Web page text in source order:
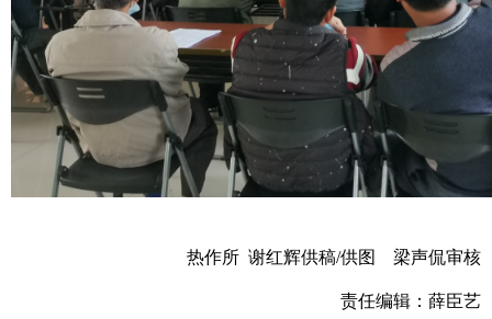
热作所 谢红辉供稿/供图 梁声侃审核
责任编辑：薛臣艺